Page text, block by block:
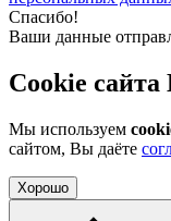
Спасибо!
Ваши данные
Cookie
Мы используем
сайтом, Вы даёте
Хорошо